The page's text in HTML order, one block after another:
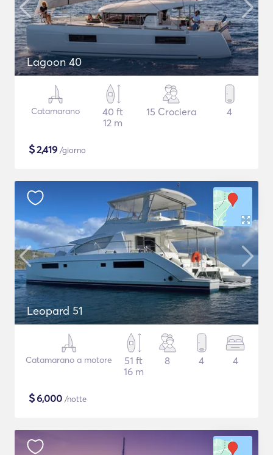
Lagoon 40
Catamarano
40 ft
12 m
15 Crociera 4
$2,419 /giorno
Leopard 51
Catamarano a motore
51 ft
16 m
8 4 4
$6,000 /notte